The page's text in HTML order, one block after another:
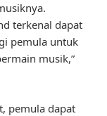
terkenal dapat
pemula untuk
musik,”
pemula dapat